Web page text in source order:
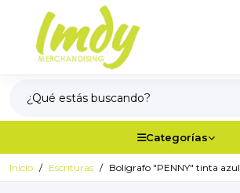
Categorías
Inicio Escrituras Bolígrafo "PENNY" tinta azul